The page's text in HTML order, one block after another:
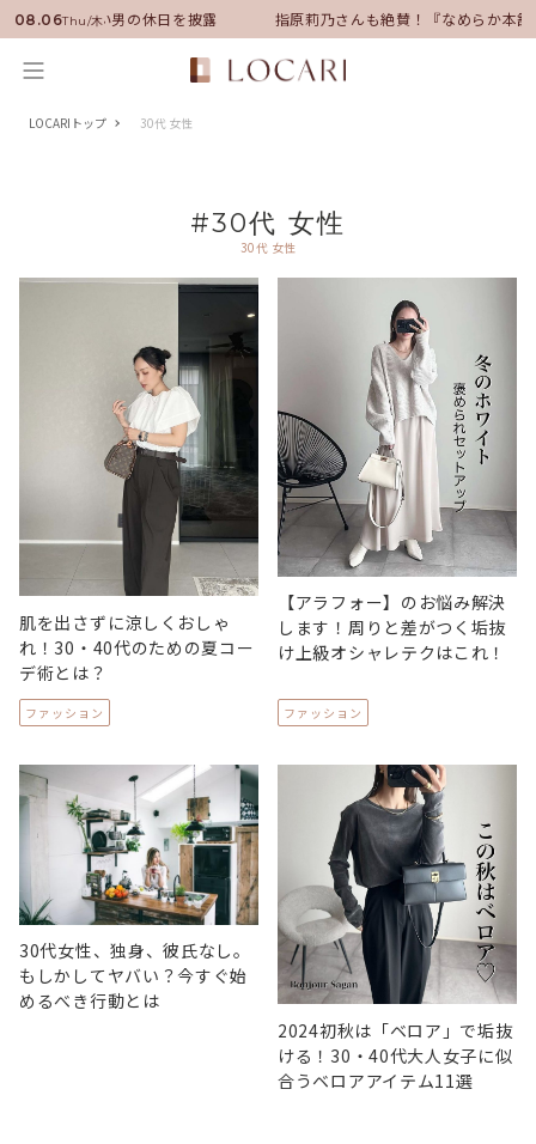
08.06Thu/木
に就任！いい男の休日を披露 指原莉乃さんも絶賛！『なめらか本舗
LOCARIトップ 30代 女性
#30代 女性
30代 女性
肌を出さずに涼しくおしゃ
れ！30・40代のための夏コー
デ術とは？
ファッション
【アラフォー】のお悩み解決
します！周りと差がつく垢抜
け上級オシャレテクはこれ！
ファッション
30代女性、独身、彼氏なし。
もしかしてヤバい？今すぐ始
めるべき行動とは
2024初秋は「ベロア」で垢抜
ける！30・40代大人女子に似
合うベロアアイテム11選